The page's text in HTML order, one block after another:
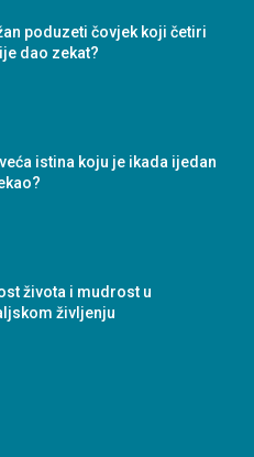
poduzeti čovjek koji četiri
dao zekat?
istina koju je ikada ijedan
života i mudrost u
življenju